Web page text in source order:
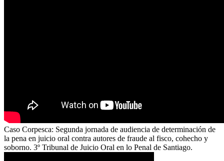
Caso Corpesca: Segunda jornada de audiencia de determinación de
la pena en juicio oral contra autores de fraude al fisco, cohecho y
soborno. 3º Tribunal de Juicio Oral en lo Penal de Santiago.